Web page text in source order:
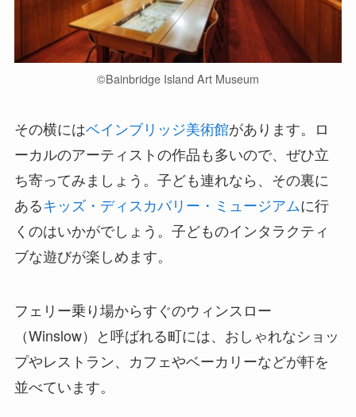
©︎Bainbridge Island Art Museum
その横にはベインブリッジ美術館があります。ロ
ーカルのアーティストの作品も多いので、ぜひ立
ち寄ってみましょう。子ども連れなら、その裏に
あるキッズ・ディスカバリー・ミュージアムに行
くのはいかがでしょう。子どものインタラクティ
ブな遊びが楽しめます。
フェリー乗り場からすぐのウィンスロー
（Winslow）と呼ばれる町には、おしゃれなショッ
プやレストラン、カフェやベーカリーなどが軒を
並べています。